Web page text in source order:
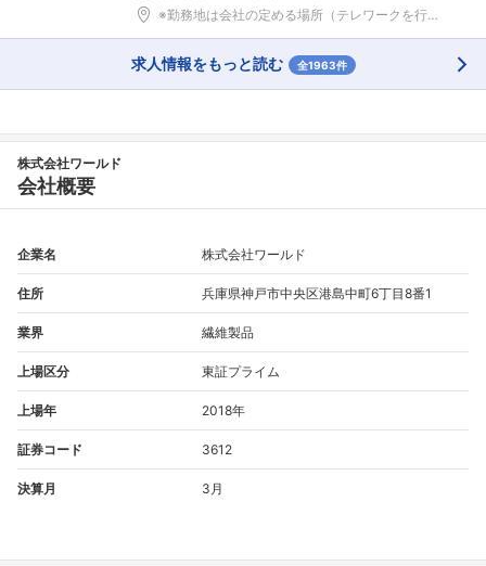
※勤務地は会社の定める場所（テレワークを行う場所を...
求人情報をもっと読む 全1963件
株式会社ワールド
会社概要
企業名 株式会社ワールド
住所 兵庫県神戸市中央区港島中町6丁目8番1
業界 繊維製品
上場区分 東証プライム
上場年 2018年
証券コード 3612
決算月 3月